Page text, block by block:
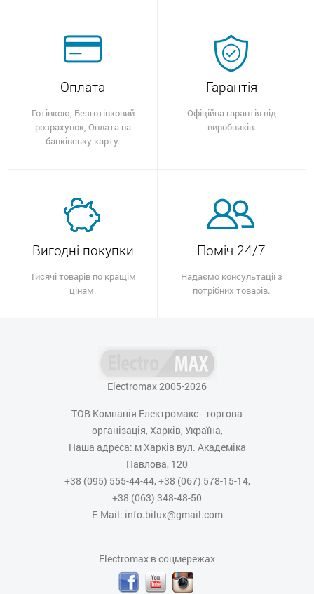
Оплата
Готівкою, Безготівковий
розрахунок, Оплата на
банківську карту.
Гарантія
Офіційна гарантія від
виробників.
Вигодні покупки
Тисячі товарів по кращім
цінам.
Поміч 24/7
Надаємо консультації з
потрібних товарів.
Electromax 2005-2026
ТОВ Компанія Електромакс - торгова
організація, Харків, Україна,
Наша адреса: м Харків вул. Академіка
Павлова, 120
+38 (095) 555-44-44, +38 (067) 578-15-14,
+38 (063) 348-48-50
E-Mail: info.bilux@gmail.com
Electromax в соцмережах